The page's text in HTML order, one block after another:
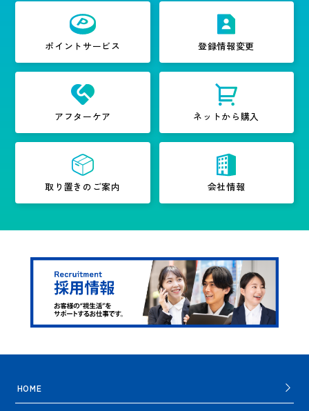
ポイントサービス 登録情報変更
アフターケア ネットから購入
取り置きのご案内 会社情報
HOME